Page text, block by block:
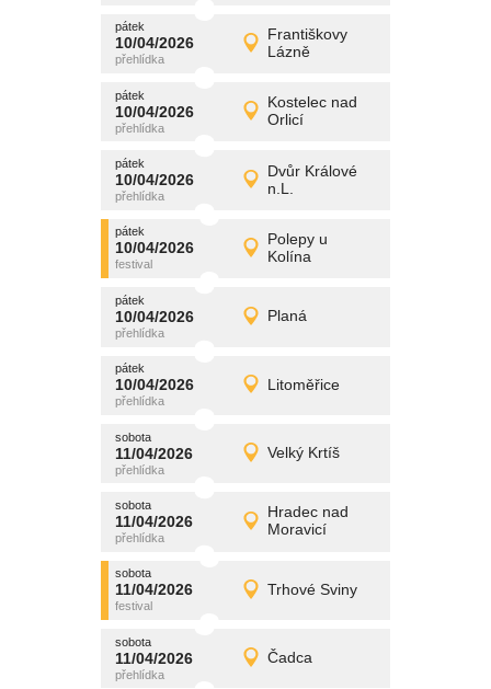
pátek
10/04/2026
Františkovy
Lázně
pátek
10/04/2026 Detail
promítání
pátek
10/04/2026
Kostelec nad
Orlicí
pátek
10/04/2026 Detail
promítání
pátek
10/04/2026
Dvůr Králové
n.L.
pátek
10/04/2026 Detail
promítání
pátek
10/04/2026
Polepy u
Kolína
pátek
10/04/2026 Detail
promítání
pátek
10/04/2026 Planá
pátek
10/04/2026 Detail
promítání
pátek
10/04/2026 Litoměřice
pátek
10/04/2026 Detail
promítání
sobota
11/04/2026 Velký Krtíš
sobota
11/04/2026 Detail
promítání
sobota
11/04/2026
Hradec nad
Moravicí
sobota
11/04/2026 Detail
promítání
sobota
11/04/2026 Trhové Sviny
sobota
11/04/2026 Detail
promítání
sobota
11/04/2026 Čadca
sobota
11/04/2026 Detail
promítání